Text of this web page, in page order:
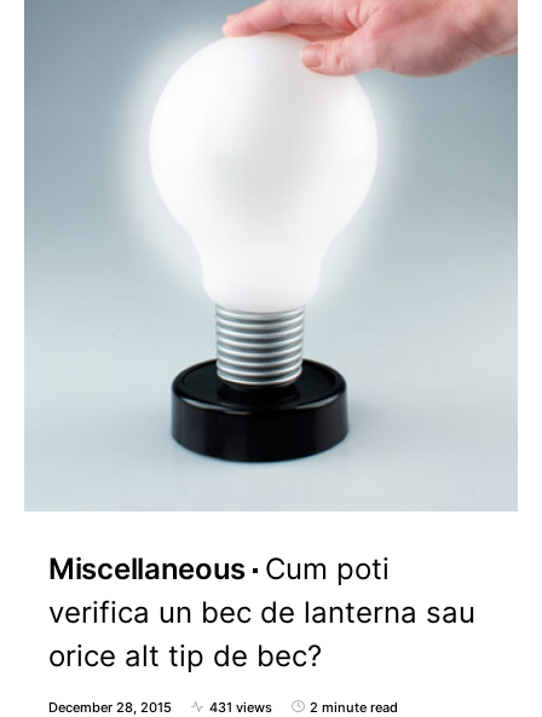
Miscellaneous Cum poti
verifica un bec de lanterna sau
orice alt tip de bec?
December 28, 2015 431 views 2 minute read